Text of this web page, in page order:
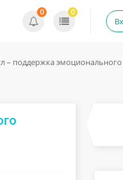
0 0
– поддержка эмоционального